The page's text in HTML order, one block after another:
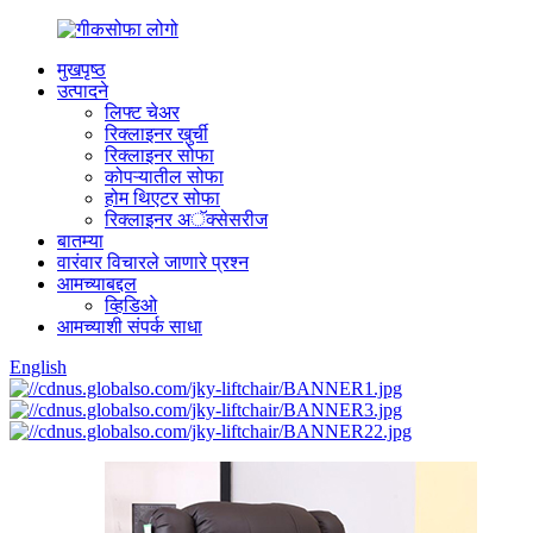
मुखपृष्ठ
उत्पादने
लिफ्ट चेअर
रिक्लाइनर खुर्ची
रिक्लाइनर सोफा
कोपऱ्यातील सोफा
होम थिएटर सोफा
रिक्लाइनर अॅक्सेसरीज
बातम्या
वारंवार विचारले जाणारे प्रश्न
आमच्याबद्दल
व्हिडिओ
आमच्याशी संपर्क साधा
English